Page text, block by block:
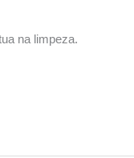
na limpeza.